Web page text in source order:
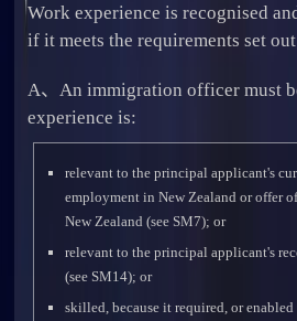
Work experience is recognised
if it meets the requirements set
A、An immigration officer must
experience is:
relevant to the principal applicant's
employment in New Zealand or offer
New Zealand (see SM7); or
relevant to the principal applicant's
(see SM14); or
skilled, because it required, or